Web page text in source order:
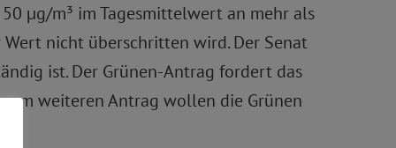
µg/m³ im Tagesmittelwert an mehr als
Wert nicht überschritten wird. Der Senat
ist. Der Grünen-Antrag fordert das
weiteren Antrag wollen die Grünen